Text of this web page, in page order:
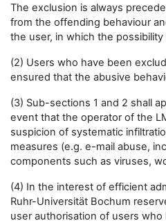
The exclusion is always
from the offending behaviour
the user, in which the
(2) Users who have been
ensured that the abusive
(3) Sub-sections 1 and 2 shall
event that the operator of the
suspicion of systematic
measures (e.g. e-mail abuse,
components such as viruses,
(4) In the interest of efficient
Ruhr-Universität Bochum
user authorisation of users